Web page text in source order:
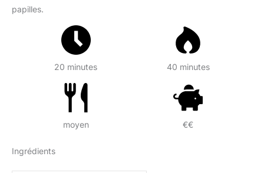
papilles.
20 minutes 40 minutes
moyen €€
Ingrédients